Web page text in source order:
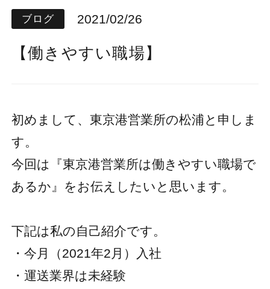
ブログ 2021/02/26
【働きやすい職場】
初めまして、東京港営業所の松浦と申しま
す。
今回は『東京港営業所は働きやすい職場で
あるか』をお伝えしたいと思います。
下記は私の自己紹介です。
・今月（2021年2月）入社
・運送業界は未経験